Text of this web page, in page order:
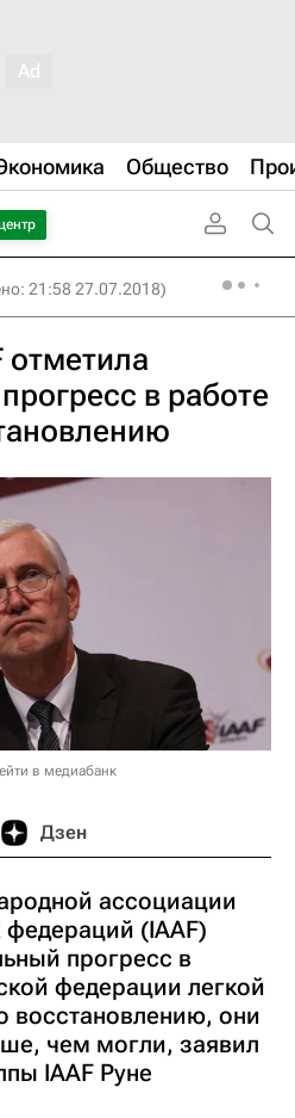
Общество
21:58 27.07.2018)
отметила
в работе
в медиабанк
Дзен
ассоциации
федераций (IAAF)
прогресс в
федерации легкой
восстановлению, они
чем могли, заявил
IAAF Руне